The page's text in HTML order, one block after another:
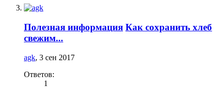
Полезная информация Как сохранить хлеб
свежим...
agk, 3 сен 2017
Ответов:
1